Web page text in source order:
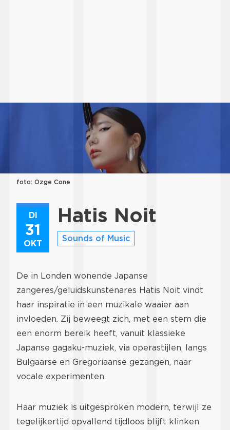
foto: Ozge Cone
DI
31
OKT
Hatis Noit
Sounds of Music
De in Londen wonende Japanse
zangeres/geluidskunstenares Hatis Noit vindt
haar inspiratie in een muzikale waaier aan
invloeden. Zij beweegt zich, met een stem die
een enorm bereik heeft, vanuit klassieke
Japanse gagaku-muziek, via operastijlen, langs
Bulgaarse en Gregoriaanse gezangen, naar
vocale experimenten.
Haar muziek is uitgesproken modern, terwijl ze
tegelijkertijd opvallend tijdloos blijft klinken.